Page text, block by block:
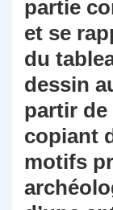
partie
et se
du
dessin
partir de
copiant
motifs